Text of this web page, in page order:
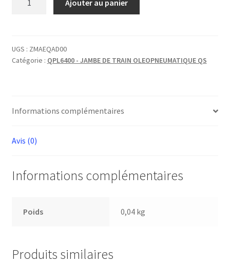
PARTIE
MOBILE
Ajouter au panier
UGS : ZMAEQAD00
Catégorie : QPL6400 - JAMBE DE TRAIN OLEOPNEUMATIQUE QS
Informations complémentaires
Avis (0)
Informations complémentaires
Poids 0,04 kg
Produits similaires